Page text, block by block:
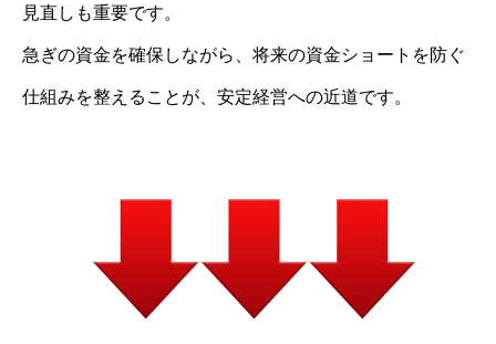
見直しも重要です。
急ぎの資金を確保しながら、将来の資金ショートを防ぐ
仕組みを整えることが、安定経営への近道です。